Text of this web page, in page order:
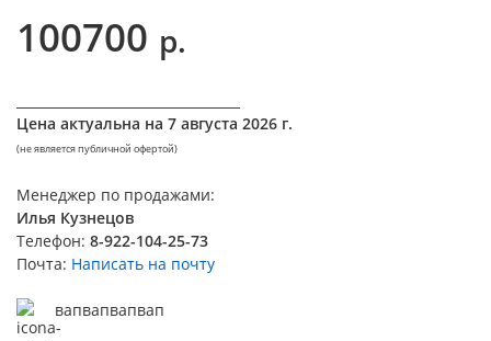
100700 р.
Цена актуальна на 7 августа 2026 г.
(не является публичной офертой)
Менеджер по продажами:
Илья Кузнецов
Телефон: 8-922-104-25-73
Почта: Написать на почту
вапвапвапвап